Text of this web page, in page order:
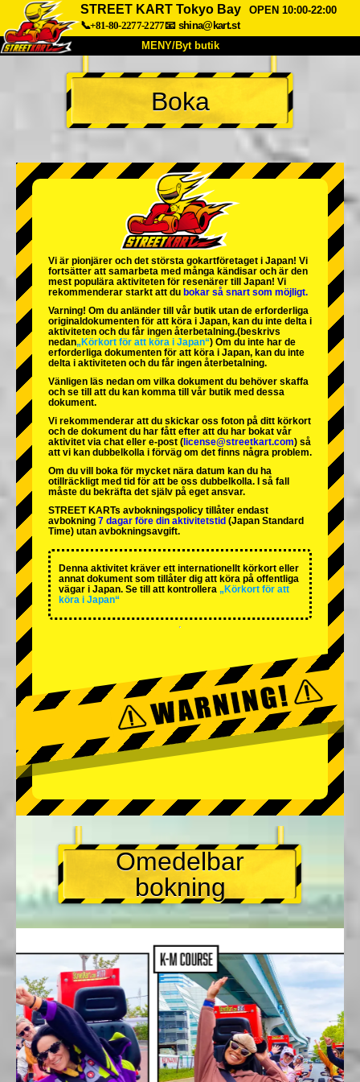
STREET KART Tokyo Bay
OPEN 10:00-22:00
📞+81-80-2277-2277📧 shina@kart.st
MENY/Byt butik
HEM
Om oss Specifikationer Pris
Företag Boka
Byt butik
Tokyo Shinagawa Tokyo Akihabara#1
Tokyo Akihabara#2
Tokyo Shibuya Annex Tokyo Bay
Tokyo Asakusa Osaka
Okinawa
Boka
Vi är pionjärer och det största gokartföretaget i Japan! Vi
fortsätter att samarbeta med många kändisar och är den
mest populära aktiviteten för resenärer till Japan! Vi
rekommenderar starkt att du bokar så snart som möjligt.
Varning! Om du anländer till vår butik utan de erforderliga
originaldokumenten för att köra i Japan, kan du inte delta i
aktiviteten och du får ingen återbetalning.(beskrivs
nedan„Körkort för att köra i Japan“) Om du inte har de
erforderliga dokumenten för att köra i Japan, kan du inte
delta i aktiviteten och du får ingen återbetalning.
Vänligen läs nedan om vilka dokument du behöver skaffa
och se till att du kan komma till vår butik med dessa
dokument.
Vi rekommenderar att du skickar oss foton på ditt körkort
och de dokument du har fått efter att du har bokat vår
aktivitet via chat eller e-post ( license@streetkart.com) så
att vi kan dubbelkolla i förväg om det finns några problem.
Om du vill boka för mycket nära datum kan du ha
otillräckligt med tid för att be oss dubbelkolla. I så fall
måste du bekräfta det själv på eget ansvar.
STREET KARTs avbokningspolicy tillåter endast
avbokning 7 dagar före din aktivitetstid (Japan Standard
Time) utan avbokningsavgift.
Denna aktivitet kräver ett internationellt körkort eller
annat dokument som tillåter dig att köra på offentliga
vägar i Japan. Se till att kontrollera „Körkort för att
köra i Japan“
Omedelbar
bokning